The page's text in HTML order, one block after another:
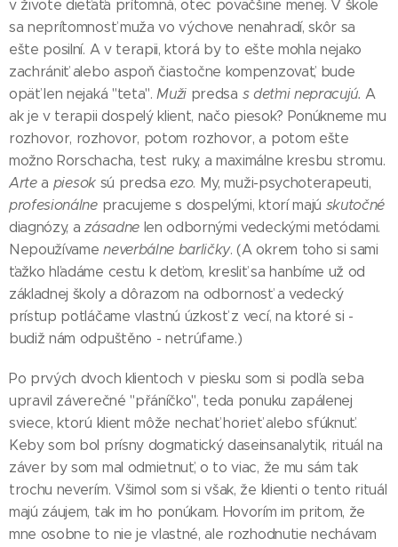
v živote dieťaťa prítomná, otec poväčšine menej. V škole
sa neprítomnosť muža vo výchove nenahradí, skôr sa
ešte posilní. A v terapii, ktorá by to ešte mohla nejako
zachrániť alebo aspoň čiastočne kompenzovať, bude
opäť len nejaká "teta".Muži predsa s deťmi nepracujú. A
ak je v terapii dospelý klient, načo piesok? Ponúkneme mu
rozhovor, rozhovor, potom rozhovor, a potom ešte
možno Rorschacha, test ruky, a maximálne kresbu stromu.
Artea piesoksú predsaezo. My, muži-psychoterapeuti,
profesionálnepracujeme s dospelými, ktorí majú skutočné
diagnózy, azásadnelen odbornými vedeckými metódami.
Nepoužívameneverbálne barličky. (A okrem toho si sami
ťažko hľadáme cestu k deťom, kresliť sa hanbíme už od
základnej školy a dôrazom na odbornosť a vedecký
prístup potláčame vlastnú úzkosť z vecí, na ktoré si -
budiž nám odpuštěno - netrúfame.)
Po prvých dvoch klientoch v piesku som si podľa seba
upravil záverečné "přáníčko", teda ponuku zapálenej
sviece, ktorú klient môže nechať horieť alebo sfúknuť.
Keby som bol prísny dogmatický daseinsanalytik, rituál na
záver by som mal odmietnuť, o to viac, že mu sám tak
trochu neverím. Všimol som si však, že klienti o tento rituál
majú záujem, tak im ho ponúkam. Hovorím im pritom, že
mne osobne to nie je vlastné, ale rozhodnutie nechávam